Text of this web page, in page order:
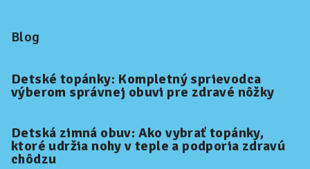
Blog
Detské topánky: Kompletný sprievodca
výberom správnej obuvi pre zdravé nôžky
Detská zimná obuv: Ako vybrať topánky,
ktoré udržia nohy v teple a podporia zdravú
chôdzu